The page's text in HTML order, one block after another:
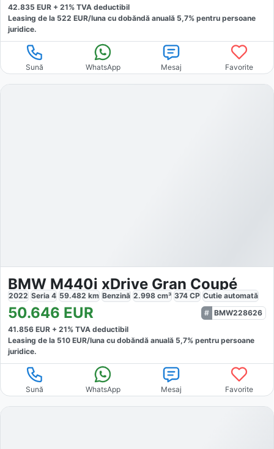
42.835 EUR + 21% TVA deductibil
Leasing de la 522 EUR/luna cu dobăndă anuală 5,7% pentru persoane
juridice.
Sună WhatsApp Mesaj Favorite
BMW M440i xDrive Gran Coupé
2022 Seria 4 59.482 km Benzină 2.998 cm³ 374 CP Cutie automată
50.646 EUR
BMW228626
41.856 EUR + 21% TVA deductibil
Leasing de la 510 EUR/luna cu dobăndă anuală 5,7% pentru persoane
juridice.
Sună WhatsApp Mesaj Favorite